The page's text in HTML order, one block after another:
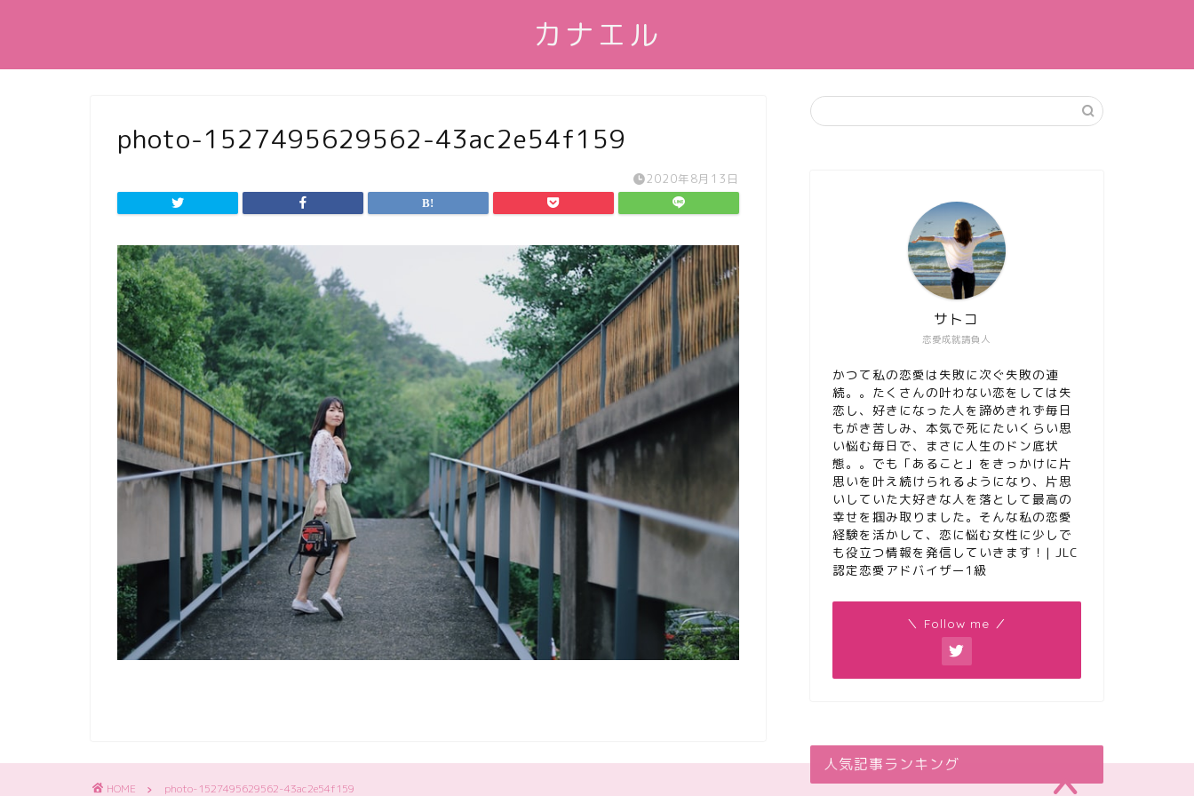
カナエル
photo-1527495629562-43ac2e54f159
2020年8月13日
恋愛成就請負人
サトコ
かつて私の恋愛は失敗に次ぐ失敗の連
続。。たくさんの叶わない恋をしては失
恋し、好きになった人を諦めきれず毎日
もがき苦しみ、本気で死にたいくらい思
い悩む毎日で、まさに人生のドン底状
態。。でも「あること」をきっかけに片
思いを叶え続けられるようになり、片思
いしていた大好きな人を落として最高の
幸せを掴み取りました。そんな私の恋愛
経験を活かして、恋に悩む女性に少しで
も役立つ情報を発信していきます！| JLC
認定恋愛アドバイザー1級
＼ Follow me ／
人気記事ランキング
HOME photo-1527495629562-43ac2e54f159